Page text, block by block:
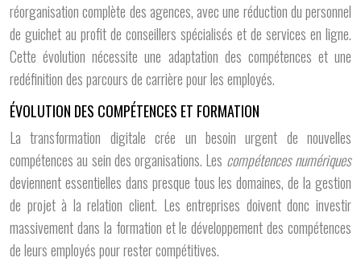
réorganisation complète des agences, avec une réduction du personnel
de guichet au profit de conseillers spécialisés et de services en ligne.
Cette évolution nécessite une adaptation des compétences et une
redéfinition des parcours de carrière pour les employés.
ÉVOLUTION DES COMPÉTENCES ET FORMATION
La transformation digitale crée un besoin urgent de nouvelles
compétences au sein des organisations. Les compétences numériques
deviennent essentielles dans presque tous les domaines, de la gestion
de projet à la relation client. Les entreprises doivent donc investir
massivement dans la formation et le développement des compétences
de leurs employés pour rester compétitives.